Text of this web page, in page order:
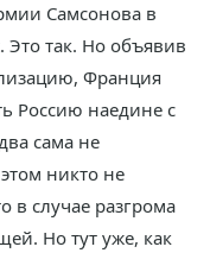
Самсонова в
Это так. Но объявив
Франция
Россию наедине с
сама не
никто не
в случае разгрома
Но тут уже, как